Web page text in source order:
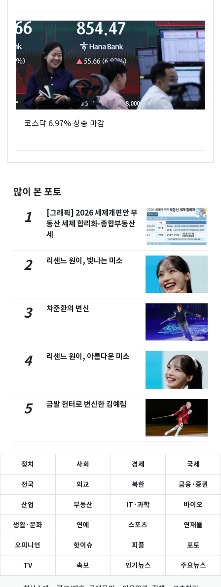
코스닥 6.97% 상승 마감
많이 본 포토
1
[그래픽] 2026 세제개편안 부
동산 세제 합리화-종합부동산
세
2 리센느 원이, 빛나는 미소
3 차준환의 변신
4 리센느 원이, 아름다운 미소
5 금발 헌터로 변신한 김예림
정치 사회 경제 국제
전국 외교 북한 금융·증권
산업 부동산 IT·과학 바이오
생활·문화 연예 스포츠 연재물
오피니언 핫이슈 피플 포토
TV 속보 인기뉴스 주요뉴스